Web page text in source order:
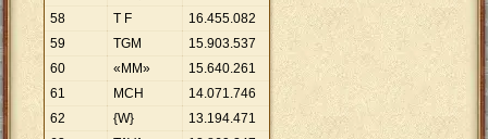
58
T F 16.455.082
59
TGM 15.903.537
60
«MM» 15.640.261
61
MCH 14.071.746
62
{W} 13.194.471